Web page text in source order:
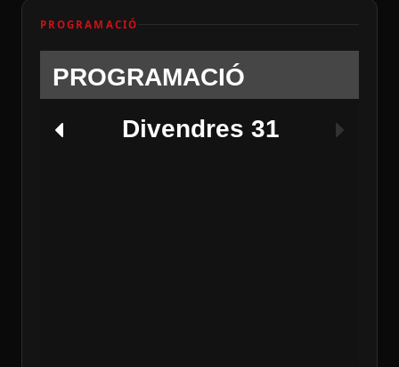
PROGRAMACIÓ
PROGRAMACIÓ
Divendres 31